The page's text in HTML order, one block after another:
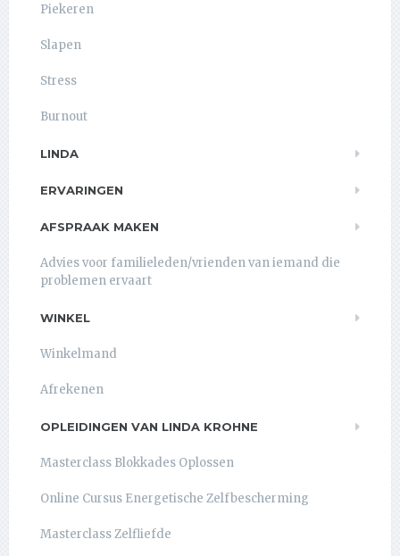
Piekeren
Slapen
Stress
Burnout
LINDA
ERVARINGEN
AFSPRAAK MAKEN
Advies voor familieleden/vrienden van iemand die
problemen ervaart
WINKEL
Winkelmand
Afrekenen
OPLEIDINGEN VAN LINDA KROHNE
Masterclass Blokkades Oplossen
Online Cursus Energetische Zelfbescherming
Masterclass Zelfliefde